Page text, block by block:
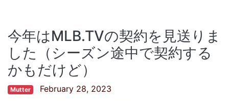
今年はMLB.TVの契約を見送りま
した（シーズン途中で契約する
かもだけど）
Mutter February 28, 2023